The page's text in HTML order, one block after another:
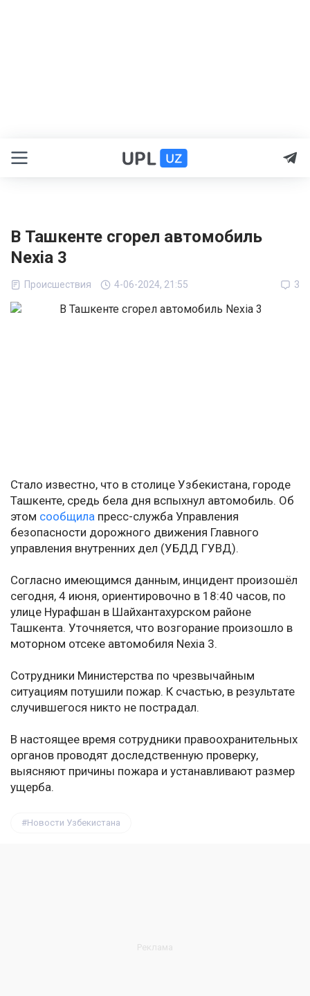
В Ташкенте сгорел автомобиль
Nexia 3
Происшествия 4-06-2024, 21:55 3
Стало известно, что в столице Узбекистана, городе
Ташкенте, средь бела дня вспыхнул автомобиль. Об
этом сообщила пресс-служба Управления
безопасности дорожного движения Главного
управления внутренних дел (УБДД ГУВД).
Согласно имеющимся данным, инцидент произошёл
сегодня, 4 июня, ориентировочно в 18:40 часов, по
улице Нурафшан в Шайхантахурском районе
Ташкента. Уточняется, что возгорание произошло в
моторном отсеке автомобиля Nexia 3.
Сотрудники Министерства по чрезвычайным
ситуациям потушили пожар. К счастью, в результате
случившегося никто не пострадал.
В настоящее время сотрудники правоохранительных
органов проводят доследственную проверку,
выясняют причины пожара и устанавливают размер
ущерба.
Новости Узбекистана